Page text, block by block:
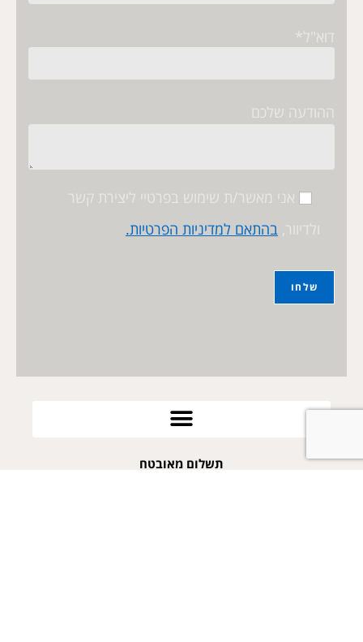
דוא"ל*
ההודעה שלכם
אני מאשר/ת שימוש בפרטיי ליצירת קשר
ולדיוור, בהתאם למדיניות הפרטיות.
תשלום מאובטח